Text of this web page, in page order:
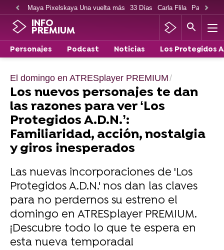
Maya Pixelskaya Una vuelta más 33 Días Carla Flila Paco
INFO
PREMIUM
Personajes Podcast Noticias Los Protegidos
El domingo en ATRESplayer PREMIUM
Los nuevos personajes te dan
las razones para ver ‘Los
Protegidos A.D.N.’:
Familiaridad, acción, nostalgia
y giros inesperados
Las nuevas incorporaciones de 'Los
Protegidos A.D.N.' nos dan las claves
para no perdernos su estreno el
domingo en ATRESplayer PREMIUM.
¡Descubre todo lo que te espera en
esta nueva temporada!